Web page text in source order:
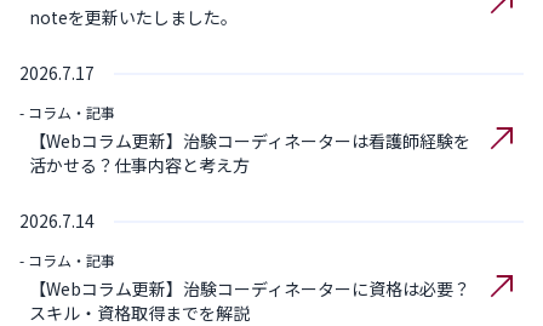
noteを更新いたしました。
2026.7.17
- コラム・記事
【Webコラム更新】治験コーディネーターは看護師経験を
活かせる？仕事内容と考え方
2026.7.14
- コラム・記事
【Webコラム更新】治験コーディネーターに資格は必要？
スキル・資格取得までを解説